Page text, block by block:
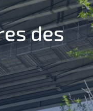
des